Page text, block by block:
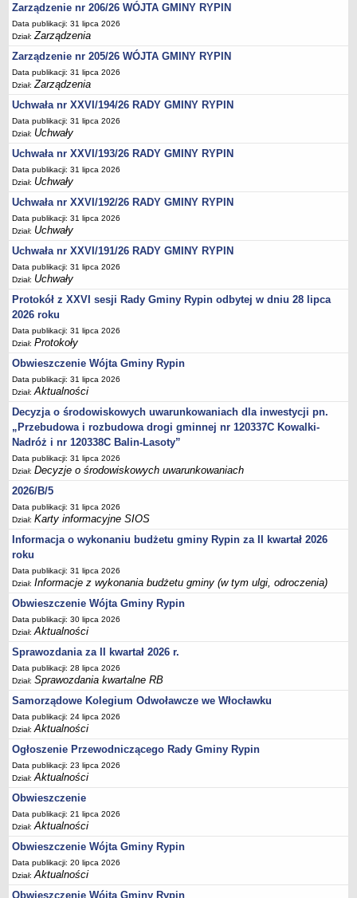
Wnioski
WŁADZE I STRUKTURA
Struktura organizacyjna
Rada gminy
Wójt
Urząd gminy
Jednostki organizacyjne, GOPS, Instytucja kultury, OSP
Jednostki pomocnicze - sołectwa
Plan pracy komisji rewizyjnej
Sesje Rady Gminy Rypin
PRAWO LOKALNE
Statut
Strategia rozwoju
Uchwały
Projekty uchwał
Protokoły
Imienne wykazy głosowań radnych
Postać dokumentów
Akty Prawne, Dzienniki Ustaw, Monitory Polskie
Prawo miejscowe
Zarządzenia
Studium uwarunkowań i kierunków zagospodarowania
przestrzennego
Dane przestrzenne - MPZP
Stałe obwody głosowania, numery, granice oraz siedziby
obwodowych komisji wyborczych, opis granic okręgów wyborczych
Plan ogólny gminy Rypin
FINANSE GMINY
Budżet
Zmiany budżetu
Wieloletnia Prognoza Finansowa
Majątek gminy
Majątek jednostek organizacyjnych
Dług publiczny
Realizacja inwestycji
Sprawozdania z wykonania budżetu
Sprawozdania kwartalne RB
Sprawozdania finansowe
Informacje z wykonania budżetu gminy (w tym ulgi, odroczenia)
Interpretacje indywidualne
SPRAWY DO ZAŁATWIENIA
BUDOWA PRZYDOMOWYCH OCZYSZCZALNI ŚCIEKÓW -
DOFINANSOWANIE
Preferencyjny zakup węgla
Wykaz spraw
Zarządzenie nr 206/26 WÓJTA GMINY RYPIN
Data publikacji: 31 lipca 2026
Dział:Zarządzenia
Zarządzenie nr 205/26 WÓJTA GMINY RYPIN
Data publikacji: 31 lipca 2026
Dział:Zarządzenia
Uchwała nr XXVI/194/26 RADY GMINY RYPIN
Data publikacji: 31 lipca 2026
Dział: Uchwały
Uchwała nr XXVI/193/26 RADY GMINY RYPIN
Data publikacji: 31 lipca 2026
Dział: Uchwały
Uchwała nr XXVI/192/26 RADY GMINY RYPIN
Data publikacji: 31 lipca 2026
Dział: Uchwały
Uchwała nr XXVI/191/26 RADY GMINY RYPIN
Data publikacji: 31 lipca 2026
Dział: Uchwały
Protokół z XXVI sesji Rady Gminy Rypin odbytej w dniu 28 lipca
2026 roku
Data publikacji: 31 lipca 2026
Dział:Protokoły
Obwieszczenie Wójta Gminy Rypin
Data publikacji: 31 lipca 2026
Dział:Aktualności
Decyzja o środowiskowych uwarunkowaniach dla inwestycji pn.
„Przebudowa i rozbudowa drogi gminnej nr 120337C Kowalki-
Nadróż i nr 120338C Balin-Lasoty”
Data publikacji: 31 lipca 2026
Dział:Decyzje o środowiskowych uwarunkowaniach
2026/B/5
Data publikacji: 31 lipca 2026
Dział:Karty informacyjne SIOS
Informacja o wykonaniu budżetu gminy Rypin za II kwartał 2026
roku
Data publikacji: 31 lipca 2026
Dział:Informacje z wykonania budżetu gminy (w tym ulgi, odroczenia)
Obwieszczenie Wójta Gminy Rypin
Data publikacji: 30 lipca 2026
Dział:Aktualności
Sprawozdania za II kwartał 2026 r.
Data publikacji: 28 lipca 2026
Dział:Sprawozdania kwartalne RB
Samorządowe Kolegium Odwoławcze we Włocławku
Data publikacji: 24 lipca 2026
Dział:Aktualności
Ogłoszenie Przewodniczącego Rady Gminy Rypin
Data publikacji: 23 lipca 2026
Dział:Aktualności
Obwieszczenie
Data publikacji: 21 lipca 2026
Dział:Aktualności
Obwieszczenie Wójta Gminy Rypin
Data publikacji: 20 lipca 2026
Dział:Aktualności
Obwieszczenie Wójta Gminy Rypin